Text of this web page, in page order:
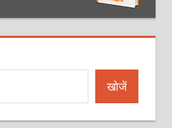
खोजें